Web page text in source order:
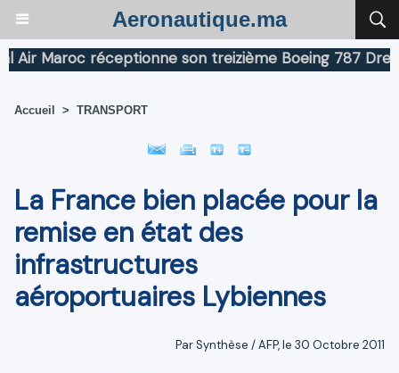
Aeronautique.ma
Maroc réceptionne son treizième Boeing 787
Accueil > TRANSPORT
La France bien placée pour la
remise en état des
infrastructures
aéroportuaires Lybiennes
Par Synthèse / AFP, le 30 Octobre 2011